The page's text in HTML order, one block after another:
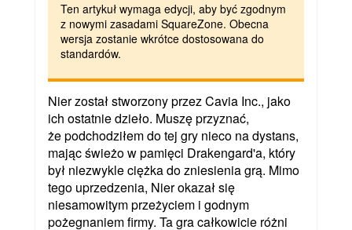
Ten artykuł wymaga edycji, aby być zgodnym
z nowymi zasadami SquareZone. Obecna
wersja zostanie wkrótce dostosowana do
standardów.
Nier został stworzony przez Cavia Inc., jako
ich ostatnie dzieło. Muszę przyznać,
że podchodziłem do tej gry nieco na dystans,
mając świeżo w pamięci Drakengard'a, który
był niezwykle ciężka do zniesienia grą. Mimo
tego uprzedzenia, Nier okazał się
niesamowitym przeżyciem i godnym
pożegnaniem firmy. Ta gra całkowicie różni